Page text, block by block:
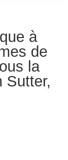
à
de
la
Sutter,